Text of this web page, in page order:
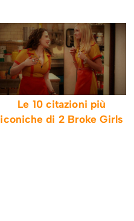
Le 10 citazioni più
iconiche di 2 Broke Girls